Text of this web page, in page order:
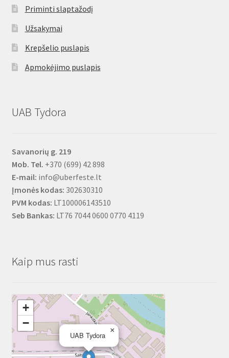
Priminti slaptažodį
Užsakymai
Krepšelio puslapis
Apmokėjimo puslapis
UAB Tydora
Savanorių g. 219
Mob. Tel. +370 (699) 42 898
E-mail: info@uberfeste.lt
Įmonės kodas: 302630310
PVM kodas: LT100006143510
Seb Bankas: LT76 7044 0600 0770 4119
Kaip mus rasti
UAB Tydora
×
+
−